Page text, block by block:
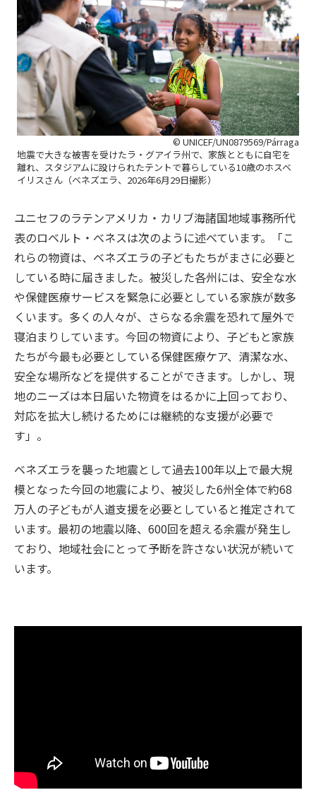
© UNICEF/UN0879569/Párraga
地震で大きな被害を受けたラ・グアイラ州で、家族とともに自宅を
離れ、スタジアムに設けられたテントで暮らしている10歳のホスベ
イリスさん（ベネズエラ、2026年6月29日撮影）
ユニセフのラテンアメリカ・カリブ海諸国地域事務所代
表のロベルト・べネスは次のように述べています。「こ
れらの物資は、ベネズエラの子どもたちがまさに必要と
している時に届きました。被災した各州には、安全な水
や保健医療サービスを緊急に必要としている家族が数多
くいます。多くの人々が、さらなる余震を恐れて屋外で
寝泊まりしています。今回の物資により、子どもと家族
たちが今最も必要としている保健医療ケア、清潔な水、
安全な場所などを提供することができます。しかし、現
地のニーズは本日届いた物資をはるかに上回っており、
対応を拡大し続けるためには継続的な支援が必要で
す」。
ベネズエラを襲った地震として過去100年以上で最大規
模となった今回の地震により、被災した6州全体で約68
万人の子どもが人道支援を必要としていると推定されて
います。最初の地震以降、600回を超える余震が発生し
ており、地域社会にとって予断を許さない状況が続いて
います。